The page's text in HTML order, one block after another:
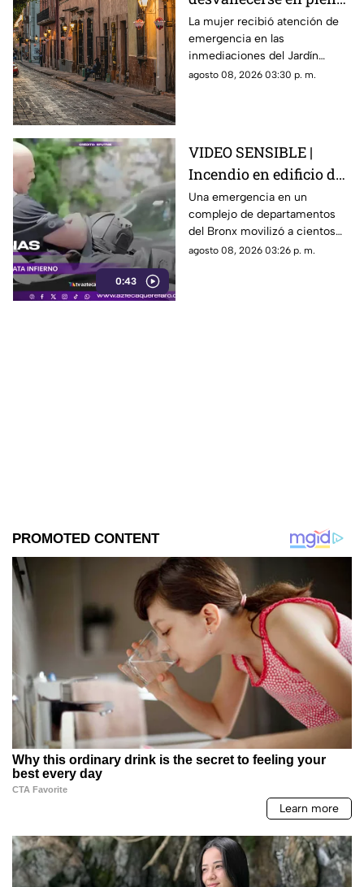
vía pública en el Centro
Histórico de Querétaro
La mujer recibió atención de
emergencia en las
inmediaciones del Jardín
Corregidora, pero los
agosto 08, 2026 03:30 p. m.
0:43
VIDEO SENSIBLE |
Incendio en edificio de
Nueva York deja un
mu3rto y 14 heridos
Una emergencia en un
complejo de departamentos
del Bronx movilizó a cientos
de bomberos y dejó víctimas
agosto 08, 2026 03:26 p. m.